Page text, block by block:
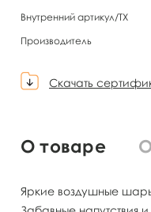
Внутренний артикул/TX
Производитель
Скачать
О товаре
Яркие воздушные